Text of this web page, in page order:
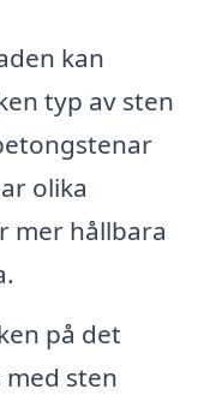
kan
typ av sten
olika
mer hållbara
på det
med sten